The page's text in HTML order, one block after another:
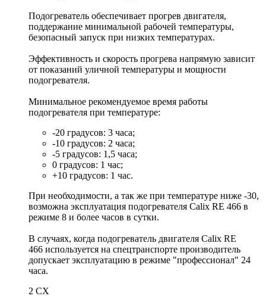
Подогреватель обеспечивает прогрев двигателя,
поддержание минимальной рабочей температуры,
безопасный запуск при низких температурах.
Эффективность и скорость прогрева напрямую зависит
от показаний уличной температуры и мощности
подогревателя.
Минимальное рекомендуемое время работы
подогревателя при температуре:
-20 градусов: 3 часа;
-10 градусов: 2 часа;
-5 градусов: 1,5 часа;
0 градусов: 1 час;
+10 градусов: 1 час.
При необходимости, а так же при температуре ниже -30,
возможна эксплуатация подогревателя Calix RE 466 в
режиме 8 и более часов в сутки.
В случаях, когда подогреватель двигателя Calix RE
466 используется на спецтранспорте производитель
допускает эксплуатацию в режиме "профессионал" 24
часа.
2 CX